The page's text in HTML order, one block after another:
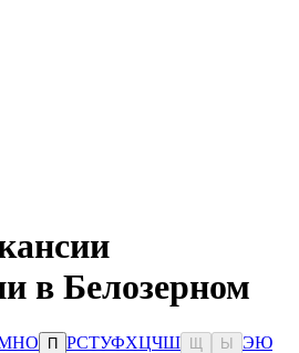
в Белозерном
НО П РСТУФХЦЧШ Ы ЭЮ